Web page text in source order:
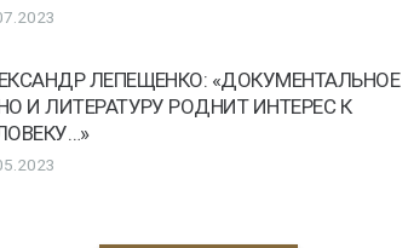
ЛЕПЕЩЕНКО: «ДОКУМЕНТАЛЬНОЕ
И ЛИТЕРАТУРУ РОДНИТ ИНТЕРЕС К